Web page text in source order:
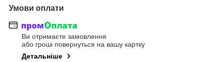
Умови оплати
Ви отримаєте замовлення
або гроші повернуться на вашу картку
Детальніше